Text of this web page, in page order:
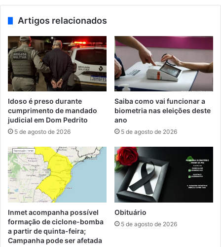
Artigos relacionados
Idoso é preso durante
cumprimento de mandado
judicial em Dom Pedrito
5 de agosto de 2026
Saiba como vai funcionar a
biometria nas eleições deste
ano
5 de agosto de 2026
Inmet acompanha possível
formação de ciclone-bomba
a partir de quinta-feira;
Campanha pode ser afetada
Obituário
5 de agosto de 2026